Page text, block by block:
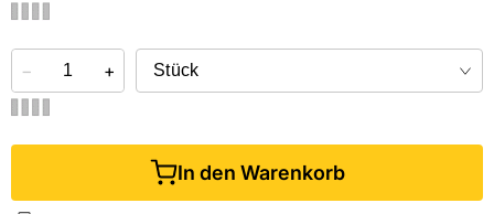
Online kaufen &kostenlos
− +
In den Warenkorb